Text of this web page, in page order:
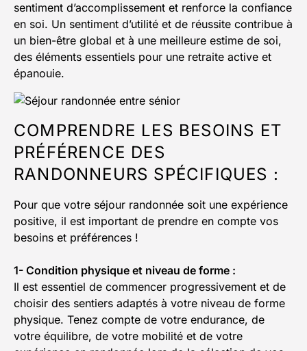
sentiment d’accomplissement et renforce la confiance
en soi. Un sentiment d’utilité et de réussite contribue à
un bien-être global et à une meilleure estime de soi,
des éléments essentiels pour une retraite active et
épanouie.
COMPRENDRE LES BESOINS ET
PRÉFÉRENCE DES
RANDONNEURS SPÉCIFIQUES :
Pour que votre séjour randonnée soit une expérience
positive, il est important de prendre en compte vos
besoins et préférences !
1- Condition physique et niveau de forme :
Il est essentiel de commencer progressivement et de
choisir des sentiers adaptés à votre niveau de forme
physique. Tenez compte de votre endurance, de
votre équilibre, de votre mobilité et de votre